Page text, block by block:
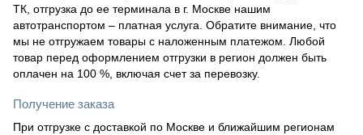
ТК, отгрузка до ее терминала в г. Москве нашим
автотранспортом – платная услуга. Обратите внимание, что
мы не отгружаем товары с наложенным платежом. Любой
товар перед оформлением отгрузки в регион должен быть
оплачен на 100 %, включая счет за перевозку.
Получение заказа
При отгрузке с доставкой по Москве и ближайшим регионам